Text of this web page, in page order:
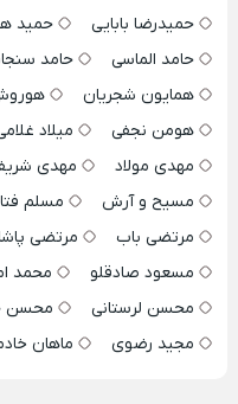
حمیدرضا بابایی
حمید
حامد الماسی
حامد
همایون شجریان
هومن نجفی
میلاد
مهدی مولاد
مهدی
مسیح و آرش
مسلم
مرتضی باب
مرتضی
مسعود صادقلو
محمد
محسن لرستانی
محسن
مجید رضوی
ماهان